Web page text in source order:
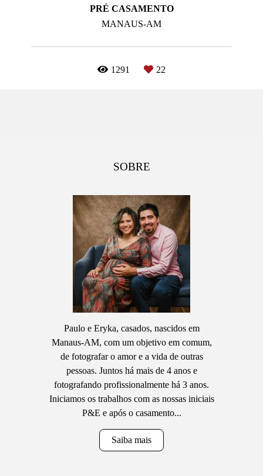
PRÉ CASAMENTO
MANAUS-AM
1291 22
SOBRE
Paulo e Eryka, casados, nascidos em
Manaus-AM, com um objetivo em comum,
de fotografar o amor e a vida de outras
pessoas. Juntos há mais de 4 anos e
fotografando profissionalmente há 3 anos.
Iniciamos os trabalhos com as nossas iniciais
P&E e após o casamento...
Saiba mais